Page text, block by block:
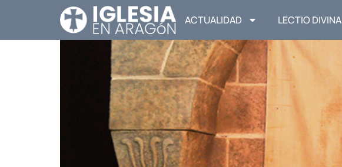
ACTUALIDAD LECTIO DIVINA